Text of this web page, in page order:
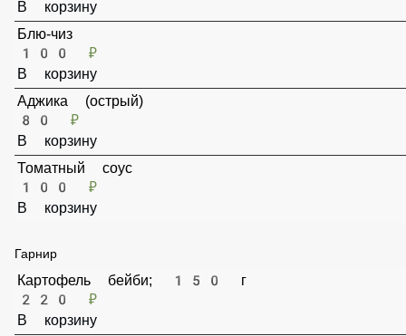
Медово-горчичный
60 ₽
В корзину
Блю-чиз
100 ₽
В корзину
Аджика (острый)
80 ₽
В корзину
Томатный соус
100 ₽
В корзину